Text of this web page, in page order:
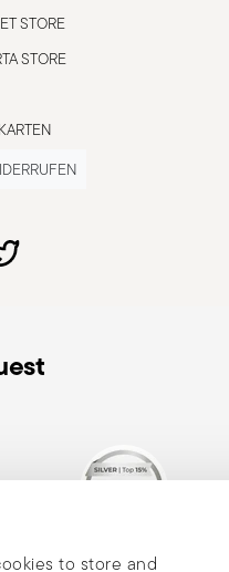
to store and
STORE
STORE
Ecovadis Silver Medal